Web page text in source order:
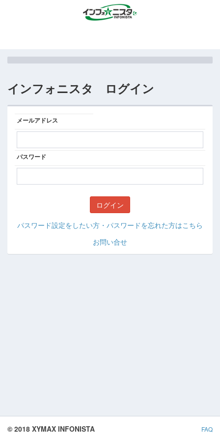
インフォニスタ ログイン
メールアドレス
パスワード
パスワード設定をしたい方・パスワードを忘れた方はこちら
お問い合せ
FAQ
© 2018 XYMAX INFONISTA